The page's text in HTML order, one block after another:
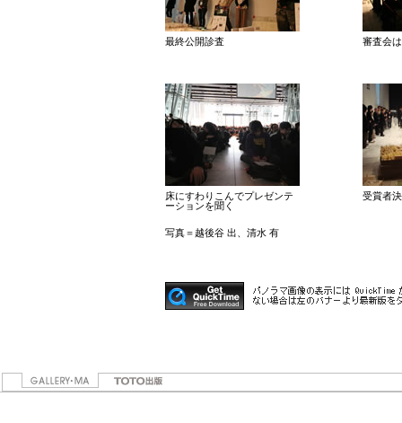
最終公開診査 審査会
床にすわりこんでプレゼンテ
ーションを聞く
受賞者
写真＝越後谷 出、清水 有